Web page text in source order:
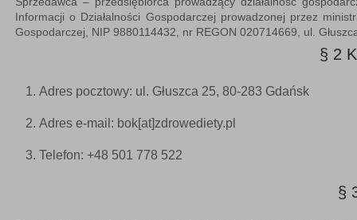
Informacji o Działalności Gospodarczej prowadzonej przez
Gospodarczej, NIP 9880114432, nr REGON 020714669, ul.
§ 2
Adres pocztowy: ul. Głuszca 25, 80-283 Gdańsk
Adres e-mail: bok[at]zdrowediety.pl
Telefon: +48 501 778 522
§